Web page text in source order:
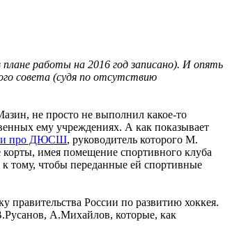
работы на 2016 год записано). И опять
совета (судя по отсутствию
не просто не выполнил какое-то
ему учреждениях. А как показывает
про ДЮСШ, руководитель которого М.
корты, имея помещение спортивного клуба
тому, чтобы переданные ей спортивные
правительства России по развитию хоккея.
А.Михайлов, которые, как